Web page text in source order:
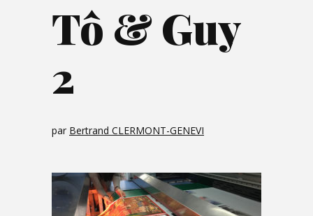
Tô & Guy
2
par Bertrand CLERMONT-GENEVI